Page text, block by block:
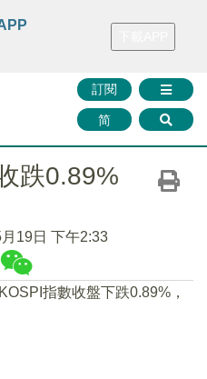
財華證券 媒體矩陣
訂閱
简
跌0.89%
19日 下午2:33
指數收盤下跌0.89%，